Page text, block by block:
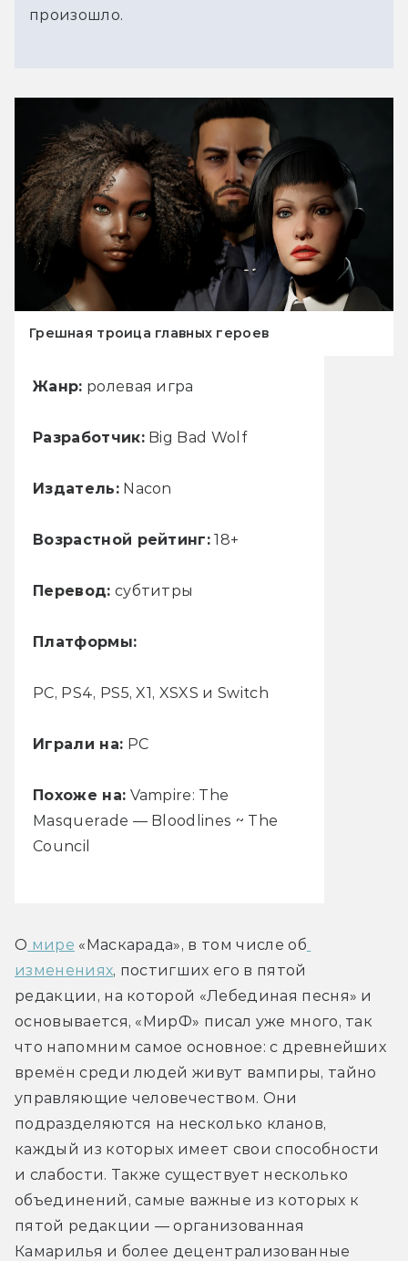
произошло.
Грешная троица главных героев
Жанр: ролевая игра
Разработчик:Big Bad Wolf
Издатель:Nacon
Возрастной рейтинг: 18+
Перевод: субтитры
Платформы:
PC, PS4, PS5, X1, XSXS и Switch
Играли на: PC
Похоже на: Vampire: The
Masquerade — Bloodlines ~ The
Council
О мире «Маскарада», в том числе об
изменениях, постигших его в пятой
редакции, на которой «Лебединая песня» и
основывается, «МирФ» писал уже много, так
что напомним самое основное: с древнейших
времён среди людей живут вампиры, тайно
управляющие человечеством. Они
подразделяются на несколько кланов,
каждый из которых имеет свои способности
и слабости. Также существует несколько
объединений, самые важные из которых к
пятой редакции — организованная
Камарилья и более децентрализованные